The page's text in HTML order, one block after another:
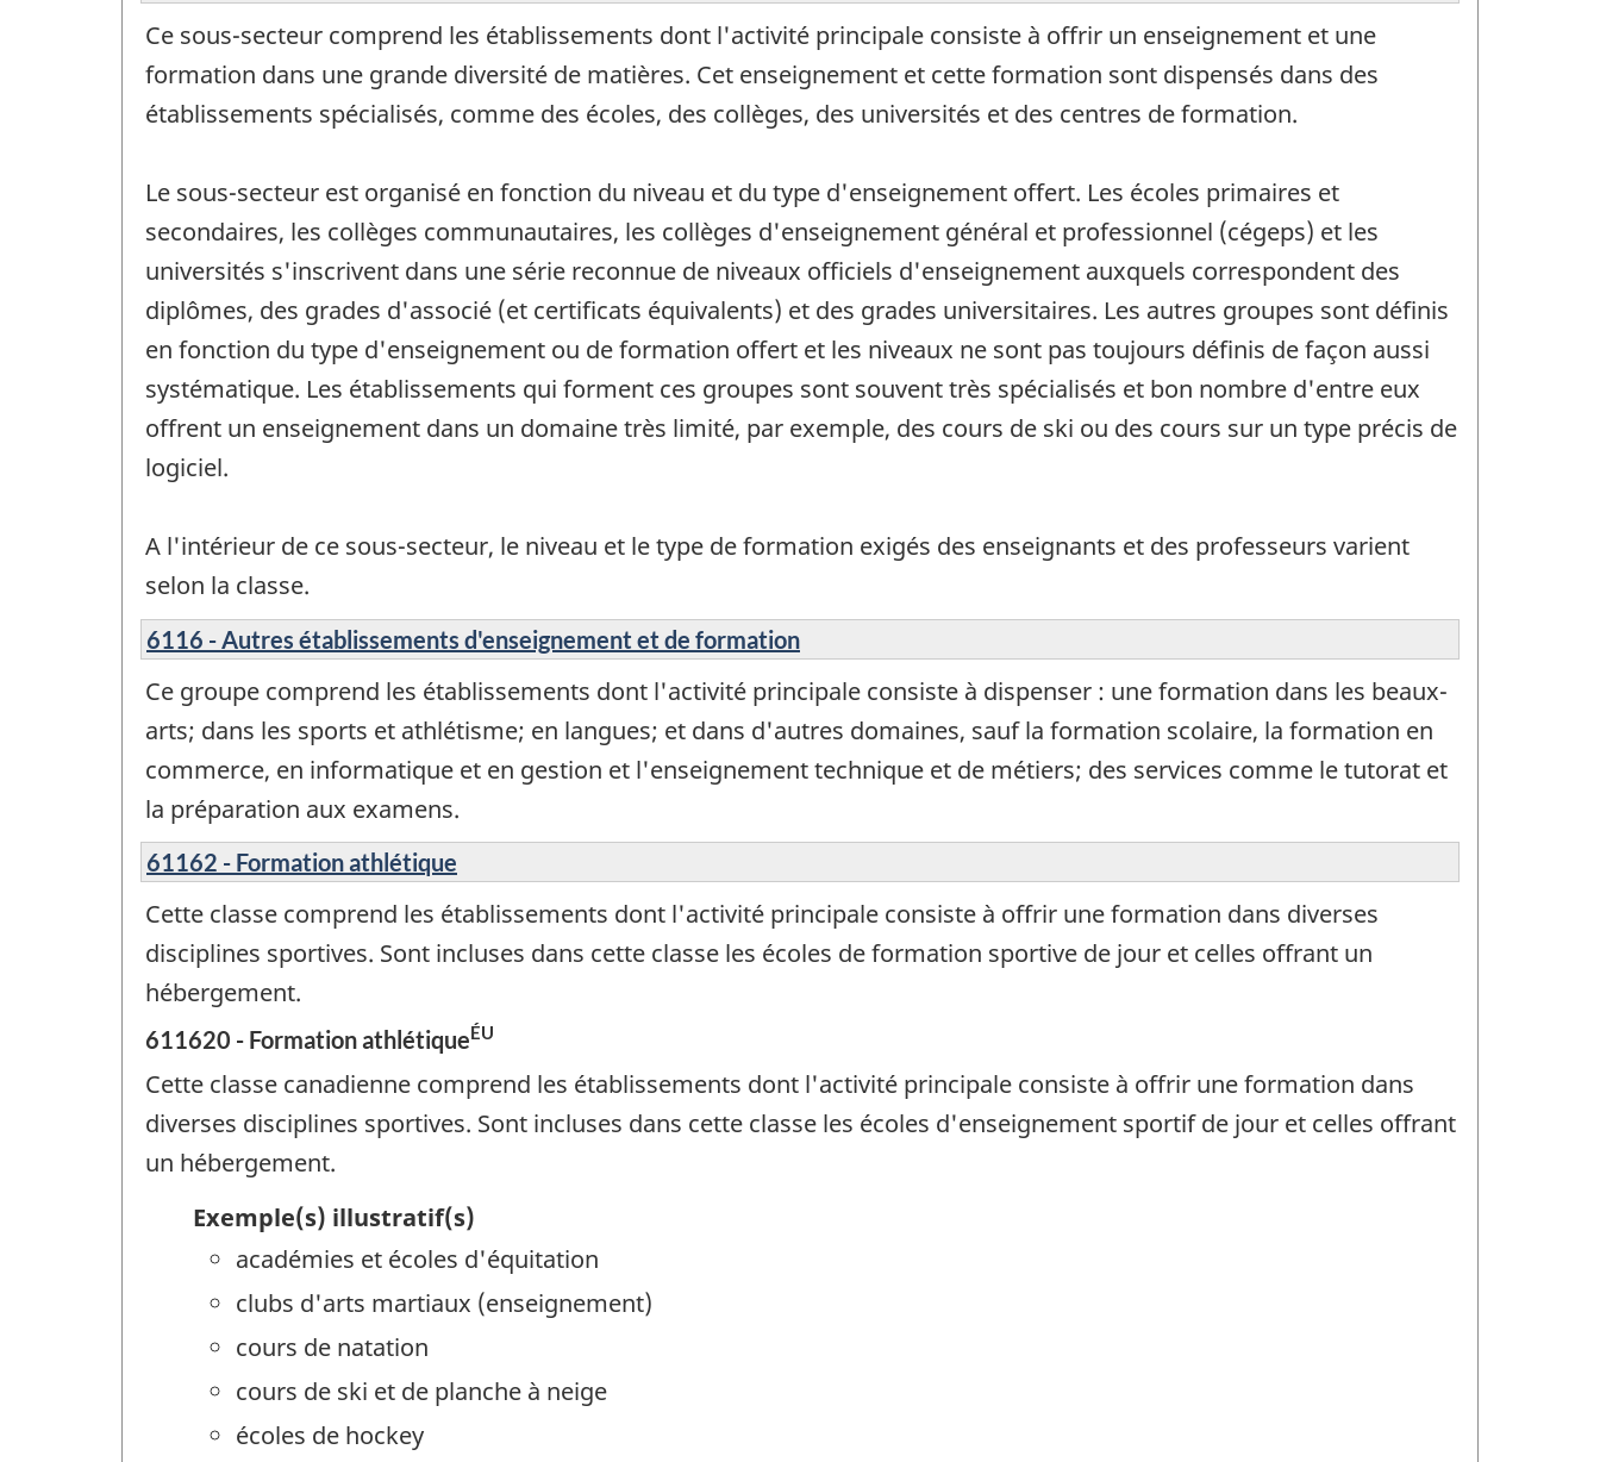
Ce sous-secteur comprend les établissements dont l'activité principale consiste à offrir un enseignement et une
formation dans une grande diversité de matières. Cet enseignement et cette formation sont dispensés dans des
établissements spécialisés, comme des écoles, des collèges, des universités et des centres de formation.
Le sous-secteur est organisé en fonction du niveau et du type d'enseignement offert. Les écoles primaires et
secondaires, les collèges communautaires, les collèges d'enseignement général et professionnel (cégeps) et les
universités s'inscrivent dans une série reconnue de niveaux officiels d'enseignement auxquels correspondent des
diplômes, des grades d'associé (et certificats équivalents) et des grades universitaires. Les autres groupes sont définis
en fonction du type d'enseignement ou de formation offert et les niveaux ne sont pas toujours définis de façon aussi
systématique. Les établissements qui forment ces groupes sont souvent très spécialisés et bon nombre d'entre eux
offrent un enseignement dans un domaine très limité, par exemple, des cours de ski ou des cours sur un type précis de
logiciel.
A l'intérieur de ce sous-secteur, le niveau et le type de formation exigés des enseignants et des professeurs varient
selon la classe.
6116 - Autres établissements d'enseignement et de formation
Ce groupe comprend les établissements dont l'activité principale consiste à dispenser : une formation dans les beaux-
arts; dans les sports et athlétisme; en langues; et dans d'autres domaines, sauf la formation scolaire, la formation en
commerce, en informatique et en gestion et l'enseignement technique et de métiers; des services comme le tutorat et
la préparation aux examens.
61162 - Formation athlétique
Cette classe comprend les établissements dont l'activité principale consiste à offrir une formation dans diverses
disciplines sportives. Sont incluses dans cette classe les écoles de formation sportive de jour et celles offrant un
hébergement.
611620 - Formation athlétiqueÉU
Cette classe canadienne comprend les établissements dont l'activité principale consiste à offrir une formation dans
diverses disciplines sportives. Sont incluses dans cette classe les écoles d'enseignement sportif de jour et celles offrant
un hébergement.
Exemple(s) illustratif(s)
académies et écoles d'équitation
clubs d'arts martiaux (enseignement)
cours de natation
cours de ski et de planche à neige
écoles de hockey